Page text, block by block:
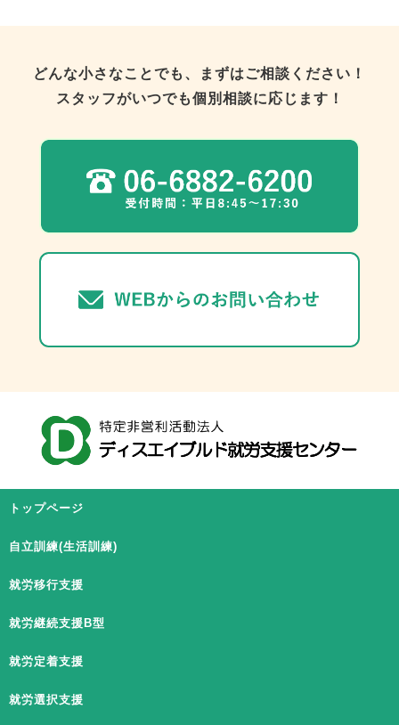
どんな小さなことでも、まずはご相談ください！
スタッフがいつでも個別相談に応じます！
トップページ
自立訓練(生活訓練)
就労移行支援
就労継続支援B型
就労定着支援
就労選択支援